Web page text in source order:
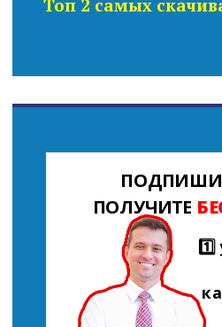
Топ 2 самых
ПОЛУЧИТЕ